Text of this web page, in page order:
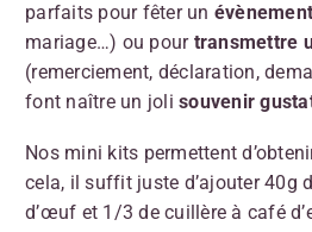
parfaits pour fêter un évènement
mariage…) ou pour transmettre
(remerciement, déclaration,
font naître un joli souvenir
Nos mini kits permettent
cela, il suffit juste d’ajouter 40g
d’œuf et 1/3 de cuillère à café